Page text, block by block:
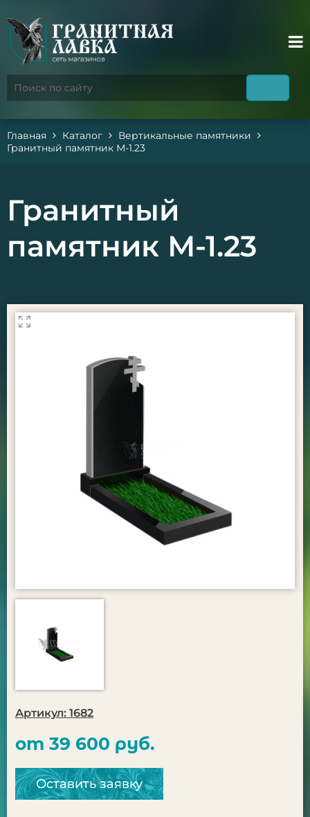
Главная Каталог
Вертикальные памятники
Гранитный памятник М-1.23
Гранитный
памятник М-1.23
Артикул: 1682
от 39 600 руб.
Оставить заявку